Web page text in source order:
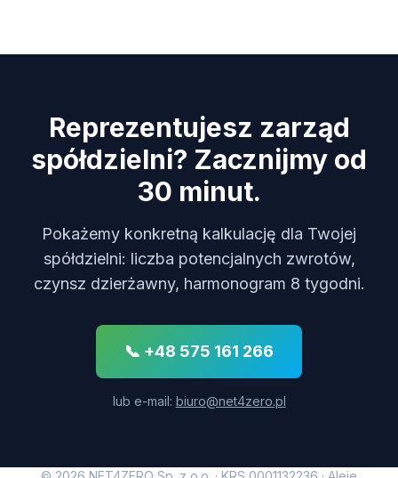
Reprezentujesz zarząd
spółdzielni? Zacznijmy od
30 minut.
Pokażemy konkretną kalkulację dla Twojej
spółdzielni: liczba potencjalnych zwrotów,
czynsz dzierżawny, harmonogram 8 tygodni.
📞 +48 575 161 266
lub e-mail: biuro@net4zero.pl